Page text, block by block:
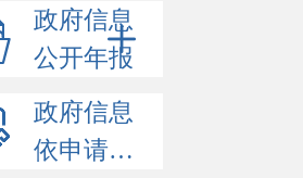
政府信息
公开年报
政府信息
依申请公开